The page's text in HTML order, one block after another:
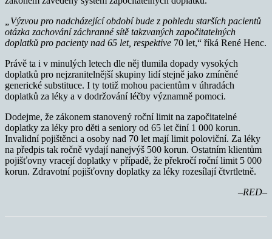
„Výzvou pro nadcházející období bude z pohledu starších pacientů
otázka zachování záchranné sítě takzvaných započitatelných
doplatků pro pacienty nad 65 let, respektive 70 let,“ říká René Henc.
Právě ta i v minulých letech dle něj tlumila dopady vysokých
doplatků pro nejzranitelnější skupiny lidí stejně jako zmíněné
generické substituce. I ty totiž mohou pacientům v úhradách
doplatků za léky a v dodržování léčby významně pomoci.
Dodejme, že zákonem stanovený roční limit na započitatelné
doplatky za léky pro děti a seniory od 65 let činí 1 000 korun.
Invalidní pojištěnci a osoby nad 70 let mají limit poloviční. Za léky
na předpis tak ročně vydají nanejvýš 500 korun. Ostatním klientům
pojišťovny vracejí doplatky v případě, že překročí roční limit 5 000
korun. Zdravotní pojišťovny doplatky za léky rozesílají čtvrtletně.
–RED–